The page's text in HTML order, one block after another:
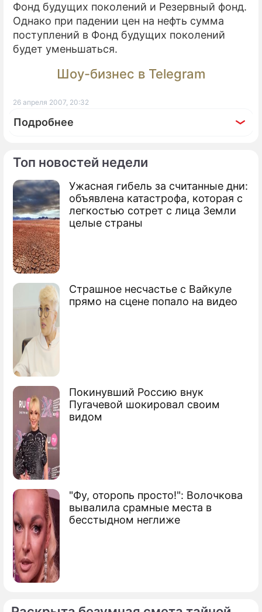
Топ новостей недели
Ужасная гибель за считанные дни:
объявлена катастрофа, которая с
легкостью сотрет с лица Земли
целые страны
Страшное несчастье с Вайкуле
прямо на сцене попало на видео
Покинувший Россию внук
Пугачевой шокировал своим
видом
"Фу, оторопь просто!": Волочкова
вывалила срамные места в
бесстыдном неглиже
Фонд будущих поколений и Резервный фонд.
Однако при падении цен на нефть сумма
поступлений в Фонд будущих поколений
будет уменьшаться.
Шоу-бизнес в Telegram
26 апреля 2007, 20:32
Подробнее
По теме
Россия попала в десятку лидеров
Семи миллионам россиян повысили
зарплату
Рост экономики помог армии России